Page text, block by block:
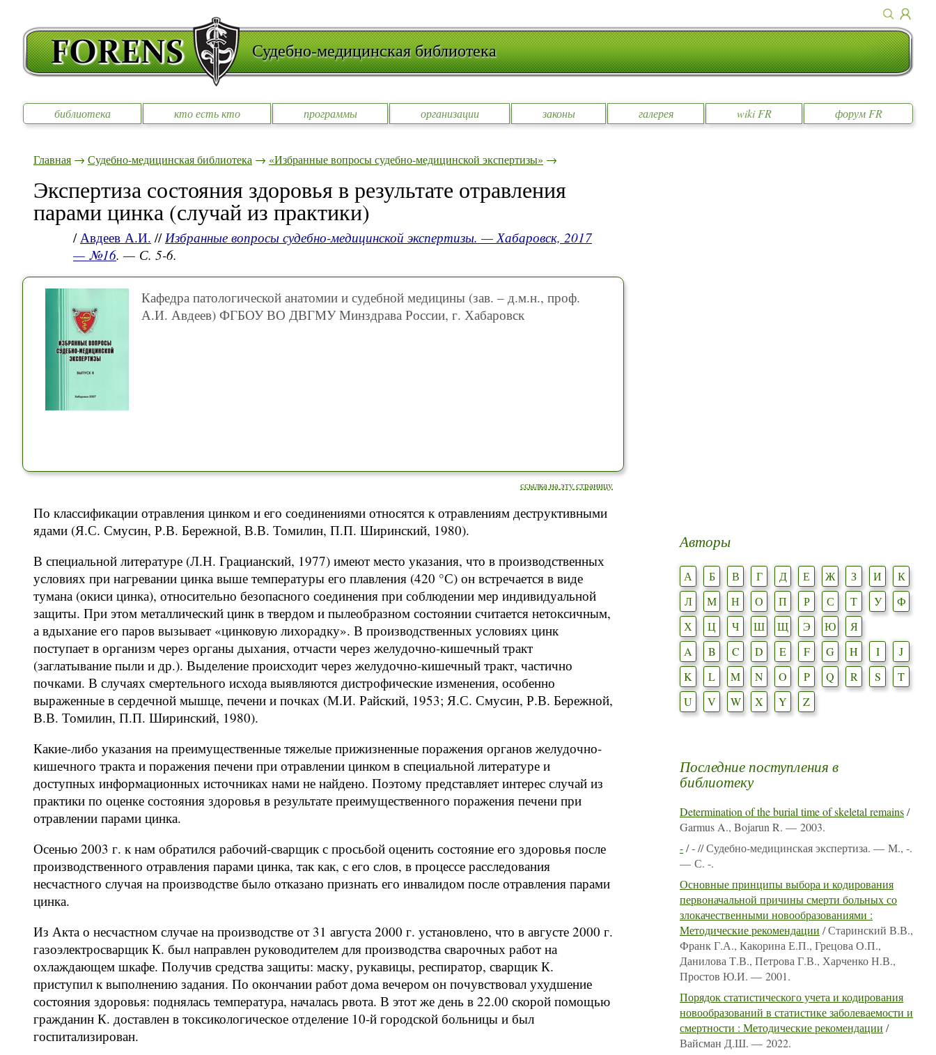
Судебно-медицинская библиотека
библиотека кто есть кто программы организации законы галерея wiki FR форум FR
Главная → Судебно-медицинская библиотека → «Избранные вопросы судебно-медицинской экспертизы» →
Экспертиза состояния здоровья в результате отравления
парами цинка (случай из практики)
/Авдеев А.И. //Избранные вопросы судебно-медицинской экспертизы. — Хабаровск, 2017
— №16. — С. 5-6.
Кафедра патологической анатомии и судебной медицины (зав. – д.м.н., проф.
А.И. Авдеев) ФГБОУ ВО ДВГМУ Минздрава России, г. Хабаровск
ссылка на эту страницу
По классификации отравления цинком и его соединениями относятся к отравлениям деструктивными
ядами (Я.С. Смусин, Р.В. Бережной, В.В. Томилин, П.П. Ширинский, 1980).
В специальной литературе (Л.Н. Грацианский, 1977) имеют место указания, что в производственных
условиях при нагревании цинка выше температуры его плавления (420 °С) он встречается в виде
тумана (окиси цинка), относительно безопасного соединения при соблюдении мер индивидуальной
защиты. При этом металлический цинк в твердом и пылеобразном состоянии считается нетоксичным,
а вдыхание его паров вызывает «цинковую лихорадку». В производственных условиях цинк
поступает в организм через органы дыхания, отчасти через желудочно-кишечный тракт
(заглатывание пыли и др.). Выделение происходит через желудочно-кишечный тракт, частично
почками. В случаях смертельного исхода выявляются дистрофические изменения, особенно
выраженные в сердечной мышце, печени и почках (М.И. Райский, 1953; Я.С. Смусин, Р.В. Бережной,
В.В. Томилин, П.П. Ширинский, 1980).
Какие-либо указания на преимущественные тяжелые прижизненные поражения органов желудочно-
кишечного тракта и поражения печени при отравлении цинком в специальной литературе и
доступных информационных источниках нами не найдено. Поэтому представляет интерес случай из
практики по оценке состояния здоровья в результате преимущественного поражения печени при
отравлении парами цинка.
Осенью 2003 г. к нам обратился рабочий-сварщик с просьбой оценить состояние его здоровья после
производственного отравления парами цинка, так как, с его слов, в процессе расследования
несчастного случая на производстве было отказано признать его инвалидом после отравления парами
цинка.
Из Акта о несчастном случае на производстве от 31 августа 2000 г. установлено, что в августе 2000 г.
газоэлектросварщик К. был направлен руководителем для производства сварочных работ на
охлаждающем шкафе. Получив средства защиты: маску, рукавицы, респиратор, сварщик К.
приступил к выполнению задания. По окончании работ дома вечером он почувствовал ухудшение
состояния здоровья: поднялась температура, началась рвота. В этот же день в 22.00 скорой помощью
гражданин К. доставлен в токсикологическое отделение 10-й городской больницы и был
госпитализирован.
Авторы
А Б В Г Д Е Ж З И
К
Л
М Н О П Р С Т У
Ф
Х
Ц Ч Ш Щ Э Ю
Я
A
B C D E F G H I
J
K
L M N O P Q R S
T
U
V W X Y Z
Последние поступления в
библиотеку
Determination of the burial time of skeletal remains/
Garmus A., Bojarun R. — 2003.
-/ - // Судебно-медицинская экспертиза. — М., -.
— С. -.
Основные принципы выбора и кодирования
первоначальной причины смерти больных со
злокачественными новообразованиями :
Методические рекомендации / Старинский В.В.,
Франк Г.А., Какорина Е.П., Грецова О.П.,
Данилова Т.В., Петрова Г.В., Харченко Н.В.,
Простов Ю.И. — 2001.
Порядок статистического учета и кодирования
новообразований в статистике заболеваемости и
смертности : Методические рекомендации /
Вайсман Д.Ш. — 2022.